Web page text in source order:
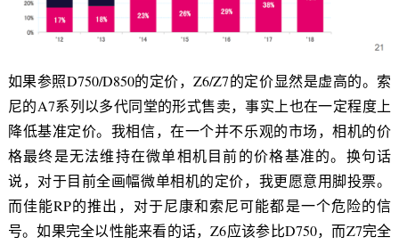
如果参照D750/D850的定价，Z6/Z7的定价显然是虚高的。索
尼的A7系列以多代同堂的形式售卖，事实上也在一定程度上
降低基准定价。我相信，在一个并不乐观的市场，相机的价
格最终是无法维持在微单相机目前的价格基准的。换句话
说，对于目前全画幅微单相机的定价，我更愿意用脚投票。
而佳能RP的推出，对于尼康和索尼可能都是一个危险的信
号。如果完全以性能来看的话，Z6应该参比D750，而Z7完全